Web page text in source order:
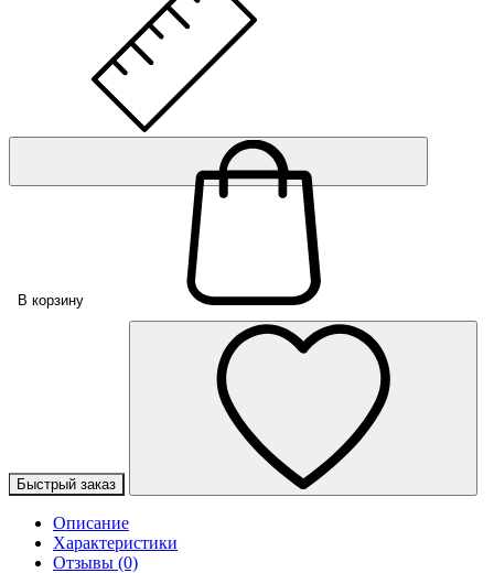
В корзину
Быстрый заказ
Описание
Характеристики
Отзывы (0)